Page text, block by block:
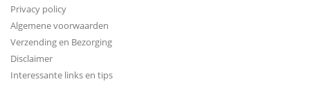
Privacy policy
Algemene voorwaarden
Verzending en Bezorging
Disclaimer
Interessante links en tips